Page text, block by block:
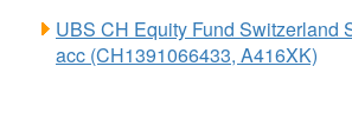
UBS CH Equity Fund Switzerland
acc (CH1391066433, A416XK)